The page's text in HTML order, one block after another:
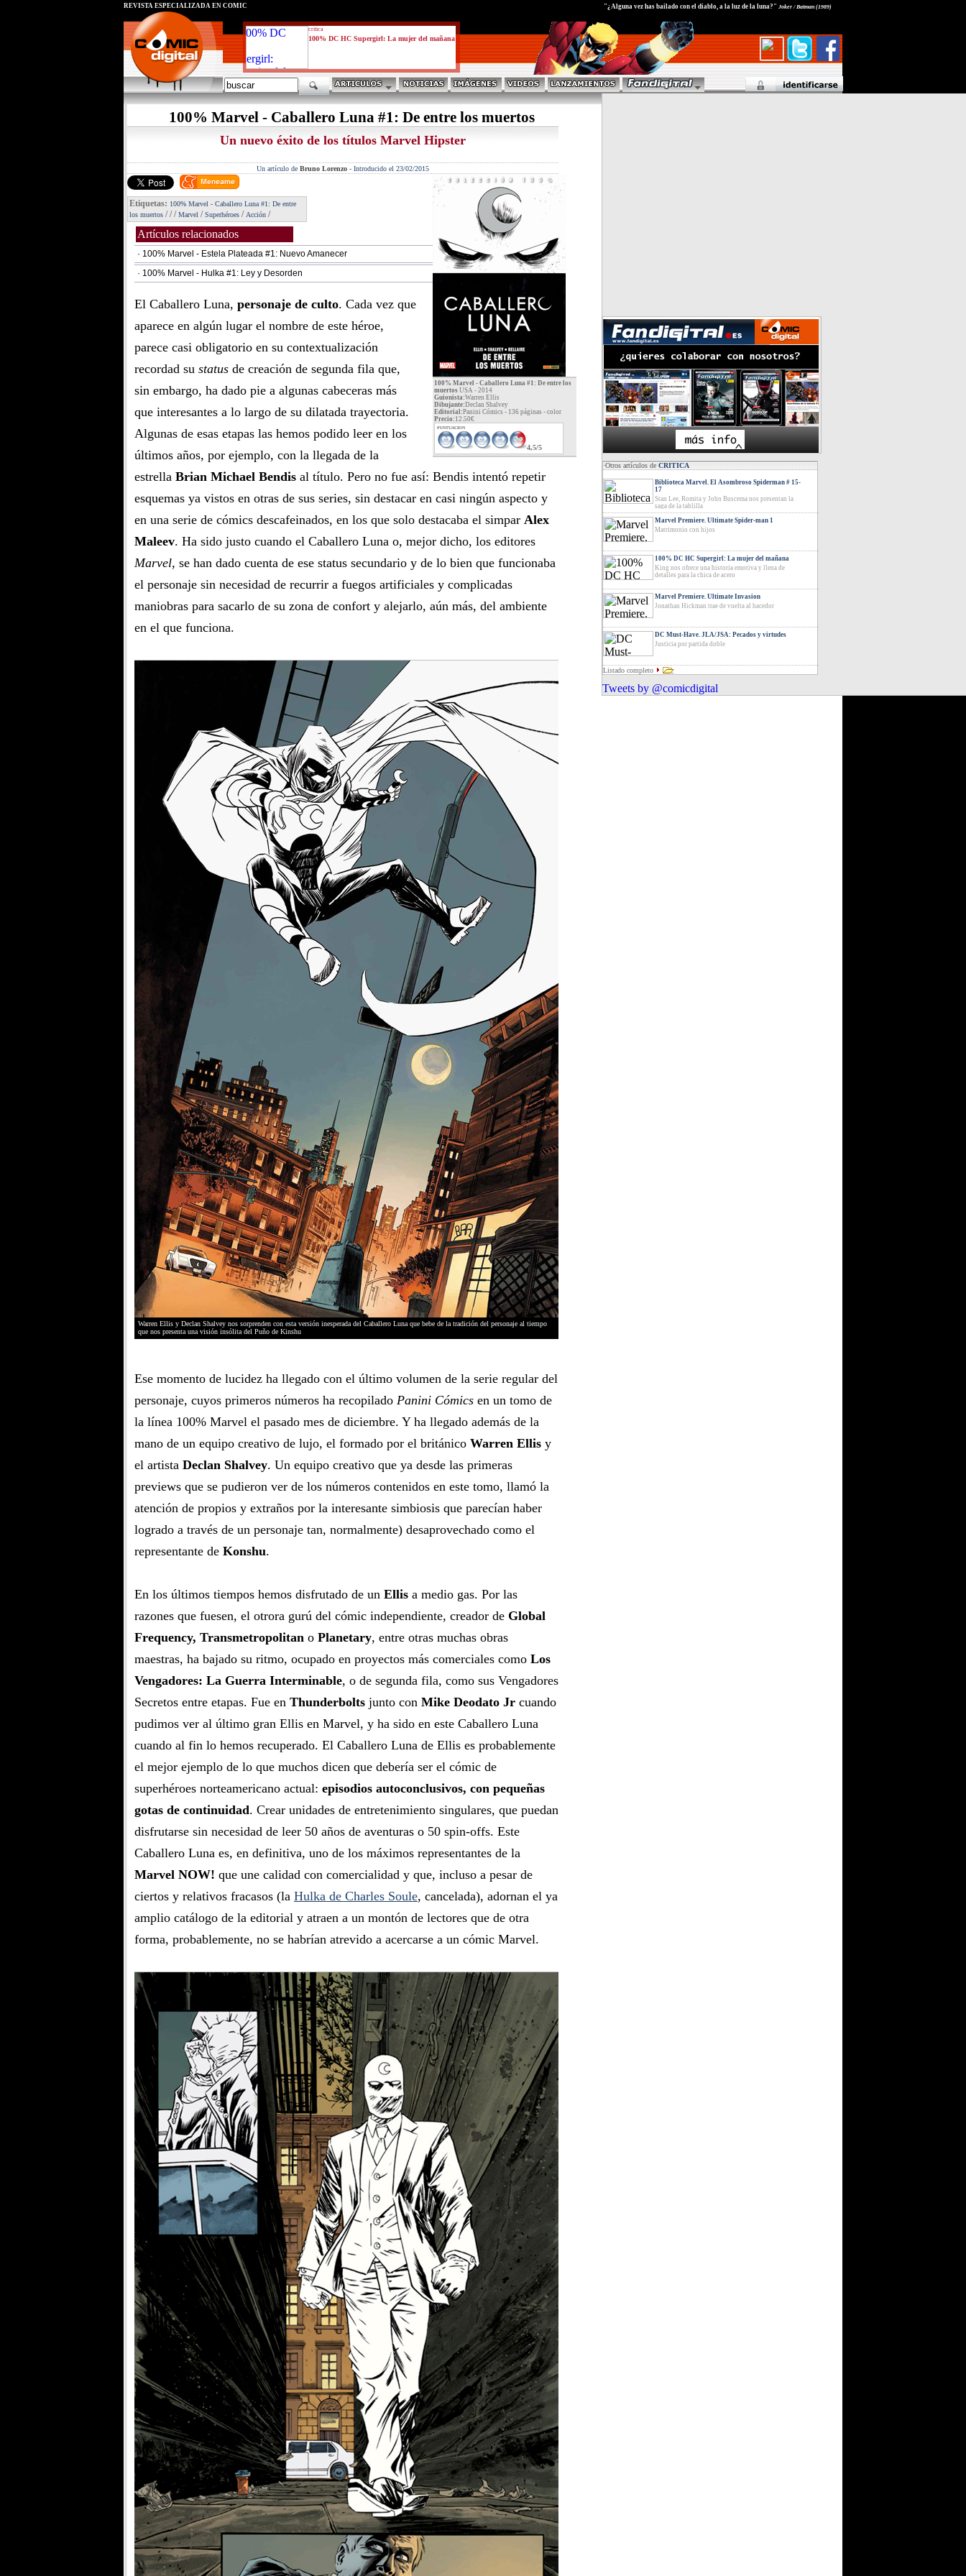
critica
100% DC HC Supergirl: La mujer del mañana
REVISTA ESPECIALIZADA EN CÓMIC "¿Alguna vez has bailado con el diablo, a la luz de la luna?" Joker / Batman (1989)
100% Marvel - Caballero Luna #1: De entre los muertos
Un nuevo éxito de los títulos Marvel Hipster
Un artículo de Bruno Lorenzo - Introducido el 23/02/2015
100% Marvel - Caballero Luna #1: De entre los
muertos USA - 2014
Guionista:Warren Ellis
Dibujante:Declan Shalvey
Editorial:Panini Cómics - 136 páginas - color
Precio: 12.50€
PUNTUACION
4,5/5
Etiquetas: 100% Marvel - Caballero Luna #1: De entre
los muertos ///Marvel /Superhéroes / Acción /
Artículos relacionados
· 100% Marvel - Estela Plateada #1: Nuevo Amanecer
· 100% Marvel - Hulka #1: Ley y Desorden
El Caballero Luna, personaje de culto. Cada vez que
aparece en algún lugar el nombre de este héroe,
parece casi obligatorio en su contextualización
recordad su status de creación de segunda fila que,
sin embargo, ha dado pie a algunas cabeceras más
que interesantes a lo largo de su dilatada trayectoria.
Algunas de esas etapas las hemos podido leer en los
últimos años, por ejemplo, con la llegada de la
estrella Brian Michael Bendis al título. Pero no fue así: Bendis intentó repetir
esquemas ya vistos en otras de sus series, sin destacar en casi ningún aspecto y
en una serie de cómics descafeinados, en los que solo destacaba el simpar Alex
Maleev. Ha sido justo cuando el Caballero Luna o, mejor dicho, los editores
Marvel, se han dado cuenta de ese status secundario y de lo bien que funcionaba
el personaje sin necesidad de recurrir a fuegos artificiales y complicadas
maniobras para sacarlo de su zona de confort y alejarlo, aún más, del ambiente
en el que funciona.
Warren Ellis y Declan Shalvey nos sorprenden con esta versión inesperada del Caballero Luna que bebe de la tradición del personaje al tiempo
que nos presenta una visión insólita del Puño de Kinshu
Ese momento de lucidez ha llegado con el último volumen de la serie regular del
personaje, cuyos primeros números ha recopilado Panini Cómics en un tomo de
la línea 100% Marvel el pasado mes de diciembre. Y ha llegado además de la
mano de un equipo creativo de lujo, el formado por el británico Warren Ellis y
el artista Declan Shalvey. Un equipo creativo que ya desde las primeras
previews que se pudieron ver de los números contenidos en este tomo, llamó la
atención de propios y extraños por la interesante simbiosis que parecían haber
logrado a través de un personaje tan, normalmente) desaprovechado como el
representante de Konshu.
En los últimos tiempos hemos disfrutado de un Ellis a medio gas. Por las
razones que fuesen, el otrora gurú del cómic independiente, creador de Global
Frequency, Transmetropolitan o Planetary, entre otras muchas obras
maestras, ha bajado su ritmo, ocupado en proyectos más comerciales como Los
Vengadores: La Guerra Interminable, o de segunda fila, como sus Vengadores
Secretos entre etapas. Fue en Thunderbolts junto con Mike Deodato Jr cuando
pudimos ver al último gran Ellis en Marvel, y ha sido en este Caballero Luna
cuando al fin lo hemos recuperado. El Caballero Luna de Ellis es probablemente
el mejor ejemplo de lo que muchos dicen que debería ser el cómic de
superhéroes norteamericano actual: episodios autoconclusivos, con pequeñas
gotas de continuidad. Crear unidades de entretenimiento singulares, que puedan
disfrutarse sin necesidad de leer 50 años de aventuras o 50 spin-offs. Este
Caballero Luna es, en definitiva, uno de los máximos representantes de la
Marvel NOW! que une calidad con comercialidad y que, incluso a pesar de
ciertos y relativos fracasos (la Hulka de Charles Soule, cancelada), adornan el ya
amplio catálogo de la editorial y atraen a un montón de lectores que de otra
forma, probablemente, no se habrían atrevido a acercarse a un cómic Marvel.
·Otros artículos deCRITICA
Biblioteca Marvel. El Asombroso Spiderman # 15-
17
Stan Lee, Romita y John Buscema nos presentan la
saga de la tablilla
Marvel Premiere. Ultimate Spider-man 1
Matrimonio con hijos
100% DC HC Supergirl: La mujer del mañana
King nos ofrece una historia emotiva y llena de
detalles para la chica de acero
Marvel Premiere. Ultimate Invasion
Jonathan Hickman trae de vuelta al hacedor
DC Must-Have. JLA/JSA: Pecados y virtudes
Justicia por partida doble
Listado completo
Tweets by @comicdigital